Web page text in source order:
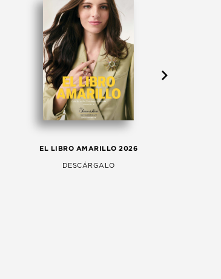
EL LIBRO AMARILLO 2026
DESCÁRGALO